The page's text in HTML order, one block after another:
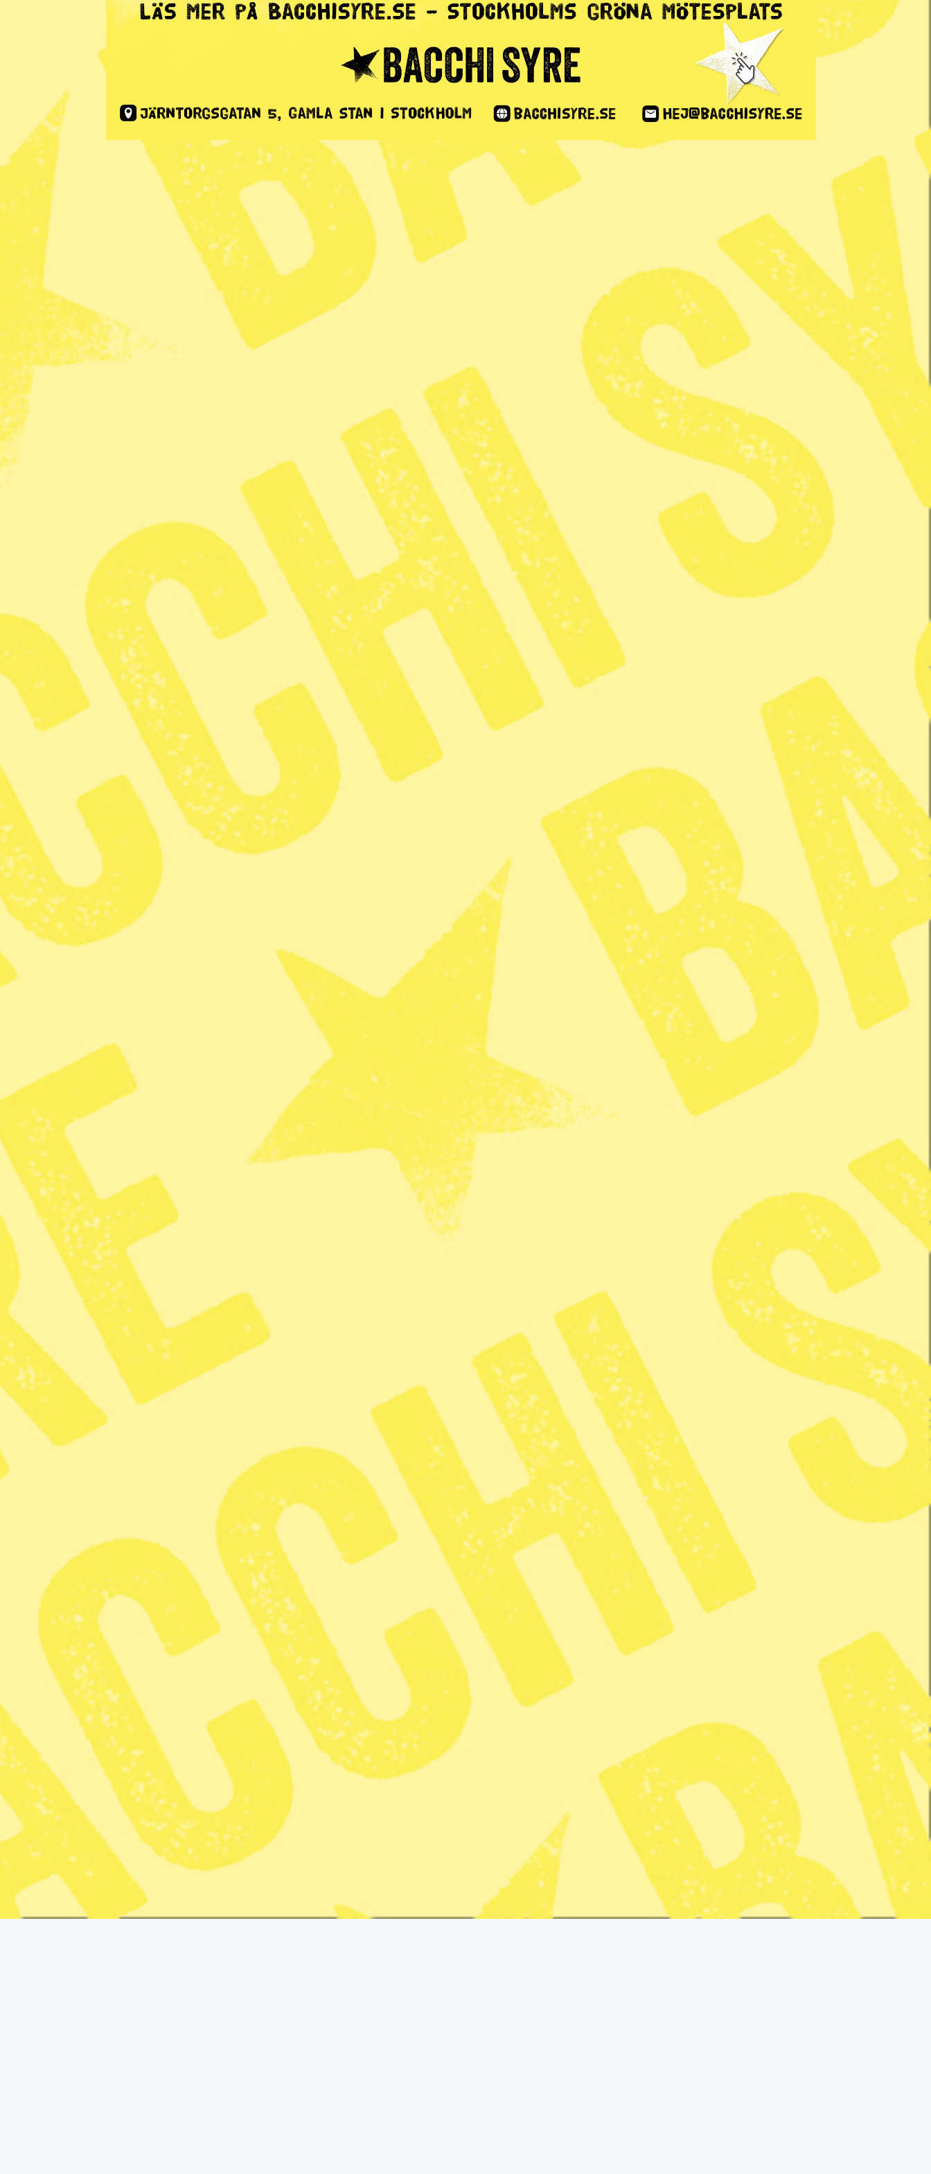
Naturnära liv nyckel till
att vilja skydda miljön
Publicerad 2020-01-16 2 min lästid
Nationalparken Yosemite i USA, en av världens mest berömda skyddade naturområden. Att vistas i naturen, bidrar till ens vilja att skydda den, visar
en ny studie. Foto: Amanda Lee Myers/TT.
Att tillbringa fritid i naturen gör dig mer mån om att gynna miljön,
genom exempelvis källsortera eller cykla istället för att ta bilen. Den
slutsatsen drar forskare vid universitet i Exeter i en ny studie.
Fler artiklar av skribenten
Studien som publicerats i Environment international har analyserat en enkät som
besvarats av över 24 000 personer i England. Forskargruppen tittade på i vilken
grad de som svarade var exponerade av natur i deras närområde, hur ofta de
besökte naturområden i deras närhet och i vilken utsträckning de värdesatte
Skyddad natur långt borta för Malmöborna
De som var mest benägna att göra val som gynnade naturen tenderade att bo i
grönare bostadsområden, invid kusten eller ofta besöka naturområden, oberoende
av var de bodde. Sambandet var oberoende av om det var män, kvinnor, unga,
gamla, rika eller fattiga som svarade.
Över 80 procent av den engelska befolkningen bor i urbana områden och är alltmer
avskurna från naturen, påpekar studiens huvudförfattare Ian Alcock i ett uttalande,
och fortsätter:
klimatförändringarna, exempelvis genom att träd eller parker kan minska hetta i
urbana områden. Men våra resultat tyder på att det också kan reducera skadliga
beteenden som skapar miljöproblem, genom att människor får möjlighet att
återknyta till den naturliga miljön.
Miljö
Kritiken: Sverige borde
tydligare fördöma USA:s
agerande i Venezuela
Publicerad 2026-01-04 6 min lästid
ANNONS